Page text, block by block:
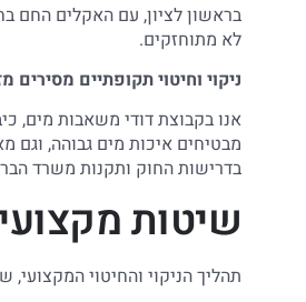
בראשון לציון, עם האקלים החם
לא מתוחזקים.
ניקוי וחיטוי תקופתיים
אנו בקבוצת דודי משאבות מים,
מבטיחים איכות מים גבוהה, וגם
בדרישות החוק ותקנות משרד
שיטות
תהליך הניקוי והחיטוי